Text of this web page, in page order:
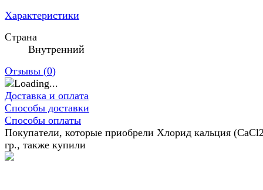
Характеристики
Страна
Внутренний
Отзывы (0)
Доставка и оплата
Способы доставки
Способы оплаты
Покупатели, которые приобрели Хлорид кальция
гр., также купили